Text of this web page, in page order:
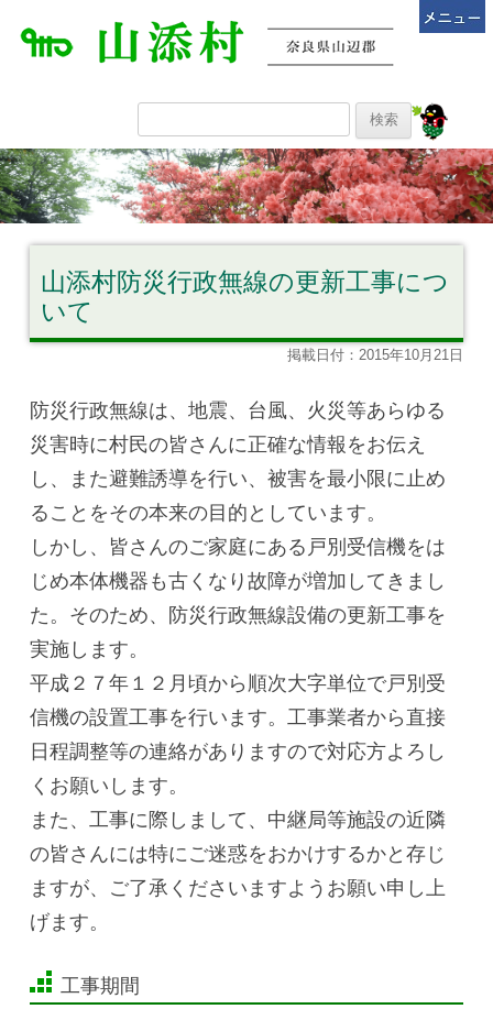
山添村防災行政無線の更新工事につ
いて
掲載日付：2015年10月21日
防災行政無線は、地震、台風、火災等あらゆる
災害時に村民の皆さんに正確な情報をお伝え
し、また避難誘導を行い、被害を最小限に止め
ることをその本来の目的としています。
しかし、皆さんのご家庭にある戸別受信機をは
じめ本体機器も古くなり故障が増加してきまし
た。そのため、防災行政無線設備の更新工事を
実施します。
平成２７年１２月頃から順次大字単位で戸別受
信機の設置工事を行います。工事業者から直接
日程調整等の連絡がありますので対応方よろし
くお願いします。
また、工事に際しまして、中継局等施設の近隣
の皆さんには特にご迷惑をおかけするかと存じ
ますが、ご了承くださいますようお願い申し上
げます。
工事期間